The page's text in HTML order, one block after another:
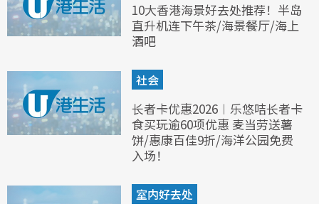
10大香港海景好去处推荐！半岛
直升机连下午茶/海景餐厅/海上
酒吧
社会
长者卡优惠2026︱乐悠咭长者卡
食买玩逾60项优惠 麦当劳送薯
饼/惠康百佳9折/海洋公园免费
入场！
室内好去处